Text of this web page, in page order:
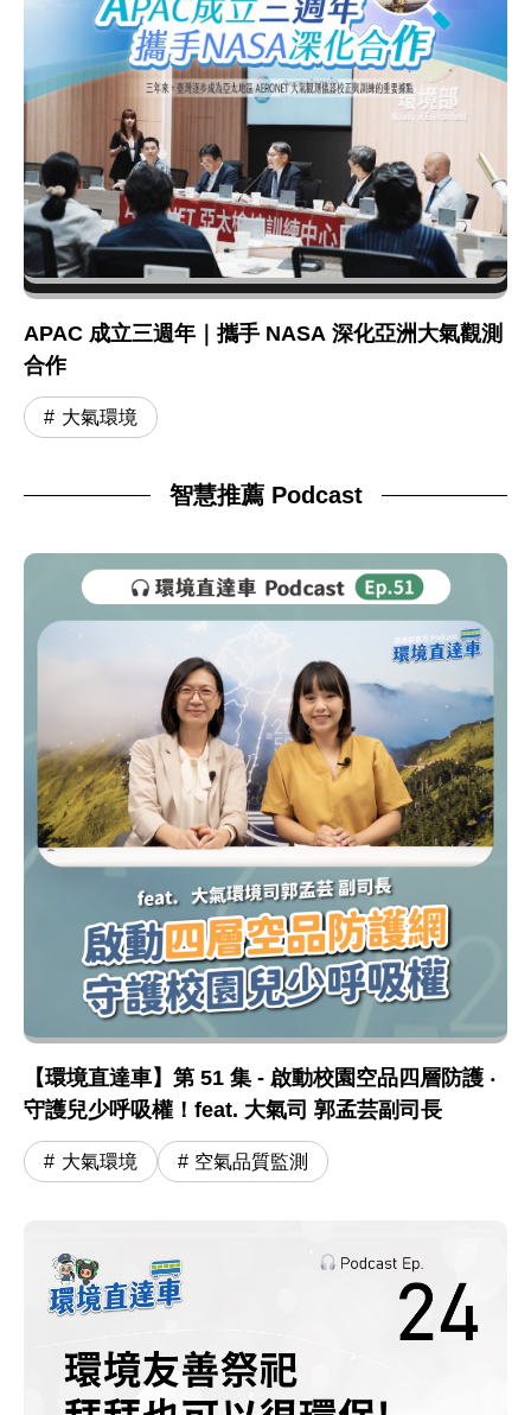
APAC 成立三週年｜攜手 NASA 深化亞洲大氣觀測
合作
大氣環境
智慧推薦 Podcast
【環境直達車】第 51 集 - 啟動校園空品四層防護 ‧
守護兒少呼吸權！feat. 大氣司 郭孟芸副司長
大氣環境 空氣品質監測